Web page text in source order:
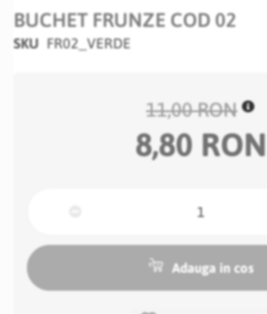
beginning
of
BUCHET FRUNZE COD 02
SKU FR02_VERDE
11,00 RON
8,80 RON
Adauga in cos